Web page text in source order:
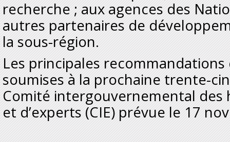
recherche ; aux agences des
autres partenaires de
la sous-région.
Les principales
soumises à la prochaine trente-
Comité intergouvernemental
et d’experts (CIE) prévue le 17